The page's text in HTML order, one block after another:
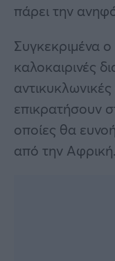
πάρει την
Συγκεκριμένα ο
καλοκαιρινές
επικρατήσουν
οποίες θα
από την Αφρική.